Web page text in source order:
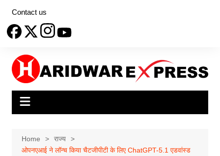
content
Contact us
Home
राज्य
ओपनएआई ने लॉन्च किया चैटजीपीटी के लिए ChatGPT-5.1 एडवांस्ड